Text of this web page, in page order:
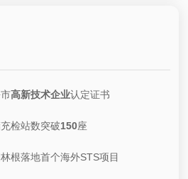
高新技术企业认定证书
检站数突破150座
根落地首个海外STS项目